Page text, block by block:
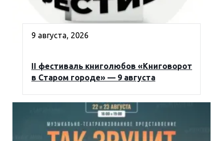
9 августа, 2026
II фестиваль книголюбов «Книговорот
в Старом городе» — 9 августа